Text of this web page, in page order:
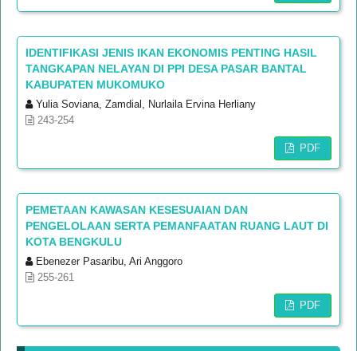
IDENTIFIKASI JENIS IKAN EKONOMIS PENTING HASIL
TANGKAPAN NELAYAN DI PPI DESA PASAR BANTAL
KABUPATEN MUKOMUKO
Yulia Soviana, Zamdial, Nurlaila Ervina Herliany
243-254
PDF
PEMETAAN KAWASAN KESESUAIAN DAN
PENGELOLAAN SERTA PEMANFAATAN RUANG LAUT DI
KOTA BENGKULU
Ebenezer Pasaribu, Ari Anggoro
255-261
PDF